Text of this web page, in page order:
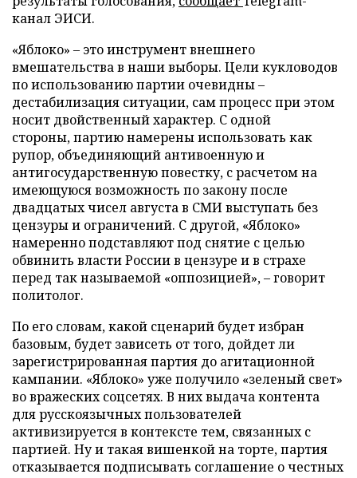
канал ЭИСИ.
«Яблоко» – это инструмент внешнего
вмешательства в наши выборы. Цели кукловодов
по использованию партии очевидны –
дестабилизация ситуации, сам процесс при этом
носит двойственный характер. С одной
стороны, партию намерены использовать как
рупор, объединяющий антивоенную и
антигосударственную повестку, с расчетом на
имеющуюся возможность по закону после
двадцатых чисел августа в СМИ выступать без
цензуры и ограничений. С другой, «Яблоко»
намеренно подставляют под снятие с целью
обвинить власти России в цензуре и в страхе
перед так называемой «оппозицией», – говорит
политолог.
По его словам, какой сценарий будет избран
базовым, будет зависеть от того, дойдет ли
зарегистрированная партия до агитационной
кампании. «Яблоко» уже получило «зеленый свет»
во вражеских соцсетях. В них выдача контента
для русскоязычных пользователей
активизируется в контексте тем, связанных с
партией. Ну и такая вишенкой на торте, партия
отказывается подписывать соглашение о честных